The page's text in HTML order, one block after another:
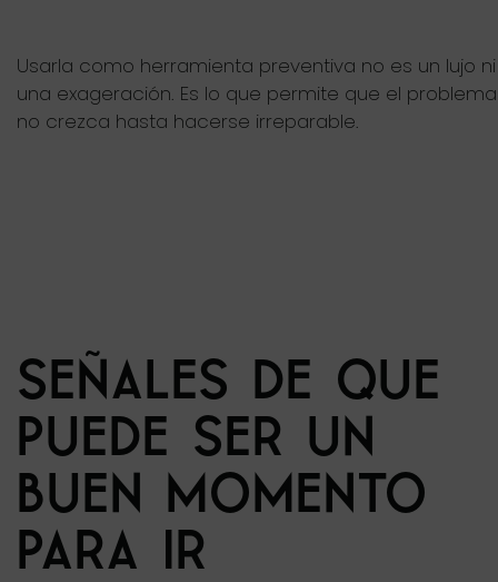
Usarla como herramienta preventiva no es un lujo ni
una exageración. Es lo que permite que el problema
no crezca hasta hacerse irreparable.
SEÑALES DE QUE
PUEDE SER UN
BUEN MOMENTO
PARA IR